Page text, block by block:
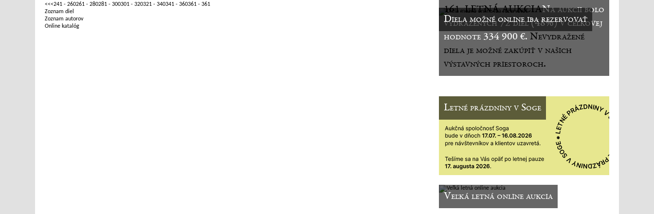
<<<241 - 260261 - 280281 - 300301 - 320321 - 340341 - 360361 - 361
Zoznam diel
Zoznam autorov
Online katalóg
161. LETNÁ AUKCIANa aukcii bolo
vydražených 72 diel (48%) v celkovej
hodnote 334 900 €.Nevydražené
diela je možné zakúpiť v našich
výstavných priestoroch.
Diela možné online iba rezervovať
Letné prázdniny v Soge
Veľká letná online aukcia